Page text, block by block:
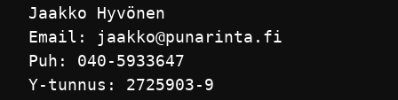
Jaakko Hyvönen
Email: jaakko@punarinta.fi
Puh: 040-5933647
Y-tunnus: 2725903-9